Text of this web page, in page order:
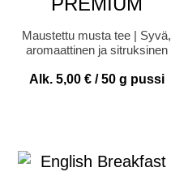
Maustettu musta tee | Syvä,
aromaattinen ja sitruksinen
Alk. 5,00 €/ 50 g pussi